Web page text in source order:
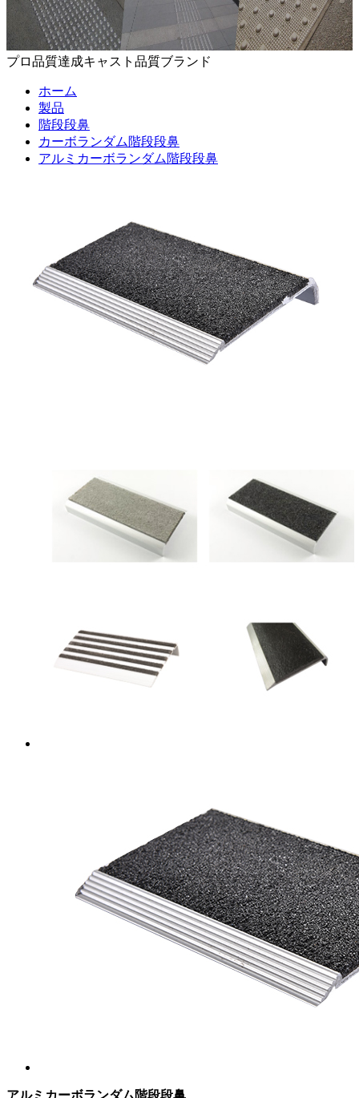
プロ品質達成キャスト品質ブランド
ホーム
製品
階段段鼻
カーボランダム階段段鼻
アルミカーボランダム階段段鼻
アルミカーボランダム階段段鼻